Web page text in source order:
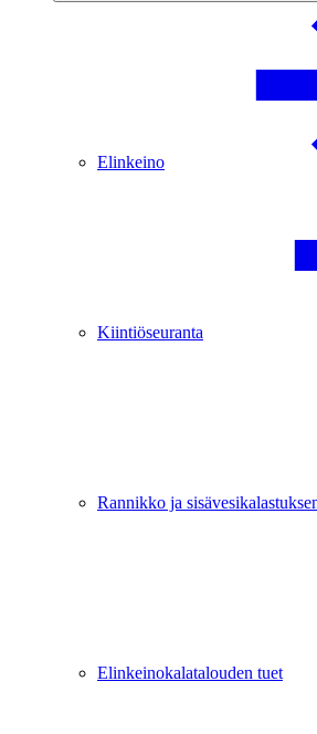
Elinkeino
Kiintiöseuranta
Rannikko ja
Elinkeinokalatalouden tuet